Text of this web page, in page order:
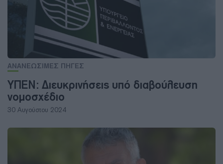
ΑΝΑΝΕΩΣΙΜΕΣ ΠΗΓΕΣ
ΥΠΕΝ: Διευκρινήσεις υπό διαβούλευση
νομοσχέδιο
30 Αυγούστου 2024